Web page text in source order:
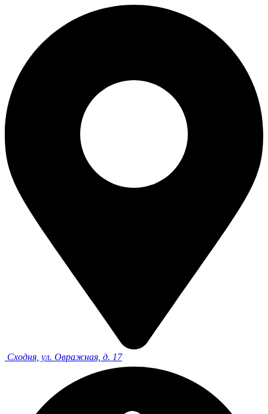
Сходня, ул. Овражная, д. 17